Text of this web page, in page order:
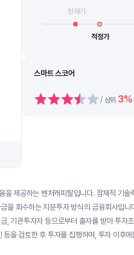
현재가
적정가
스마트 스코어
/ 상위 3%
을 제공하는 벤처캐피탈입니다. 잠재적 기술
을 회수하는 지분투자 방식의 금융회사입니
, 기관투자자 등으로부터 출자를 받아 투자
을 검토한 후 투자를 집행하며, 투자 이후